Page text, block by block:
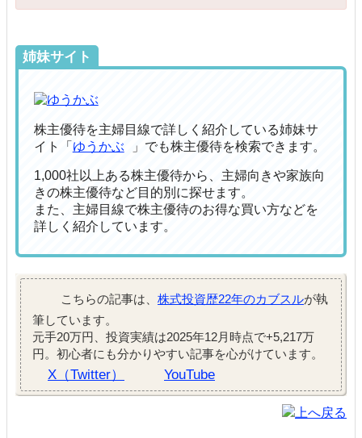
姉妹サイト
株主優待を主婦目線で詳しく紹介している姉妹サ
イト「 ゆうかぶ 」でも株主優待を検索できます。
1,000社以上ある株主優待から、主婦向きや家族向
きの株主優待など目的別に探せます。
また、主婦目線で株主優待のお得な買い方などを
詳しく紹介しています。
こちらの記事は、 株式投資歴22年のカブスルが執
筆しています。
元手20万円、投資実績は2025年12月時点で+5,217万
円。初心者にも分かりやすい記事を心がけています。
X（Twitter） YouTube